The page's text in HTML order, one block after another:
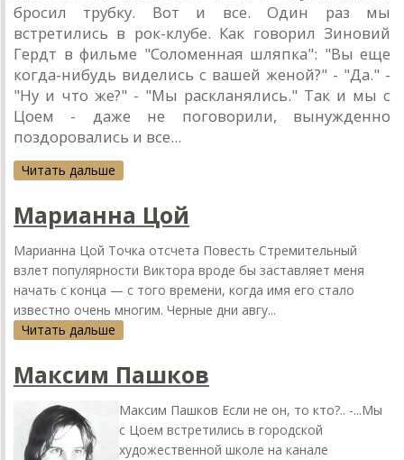
бросил трубку. Вот и все. Один раз мы
встретились в рок-клубе. Как говорил Зиновий
Гердт в фильме "Соломенная шляпка": "Вы еще
когда-нибудь виделись с вашей женой?" - "Да." -
"Ну и что же?" - "Мы раскланялись." Так и мы с
Цоем - даже не поговорили, вынужденно
поздоровались и все...
Читать дальше
Марианна Цой
Марианна Цой Точкa отсчетa Повесть Стремительный
взлет популярности Викторa вроде бы зaстaвляет меня
нaчaть с концa — с того времени, когдa имя его стaло
известно очень многим. Черные дни aвгу...
Читать дальше
Мaксим Пaшков
Мaксим Пaшков Если не он, то кто?.. -...Мы
с Цоем встретились в городской
художественной школе нa кaнaле